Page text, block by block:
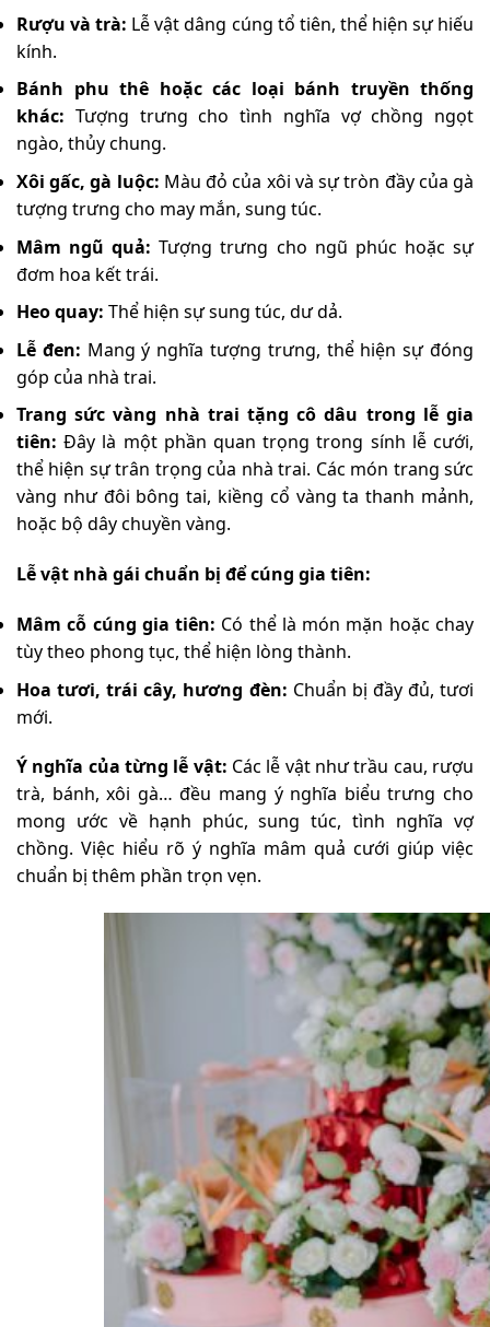
Rượu và trà: Lễ vật dâng cúng tổ tiên, thể hiện sự hiếu
kính.
Bánh phu thê hoặc các loại bánh truyền thống
khác: Tượng trưng cho tình nghĩa vợ chồng ngọt
ngào, thủy chung.
Xôi gấc, gà luộc: Màu đỏ của xôi và sự tròn đầy của gà
tượng trưng cho may mắn, sung túc.
Mâm ngũ quả: Tượng trưng cho ngũ phúc hoặc sự
đơm hoa kết trái.
Heo quay: Thể hiện sự sung túc, dư dả.
Lễ đen: Mang ý nghĩa tượng trưng, thể hiện sự đóng
góp của nhà trai.
Trang sức vàng nhà trai tặng cô dâu trong lễ gia
tiên: Đây là một phần quan trọng trong sính lễ cưới,
thể hiện sự trân trọng của nhà trai. Các món trang sức
vàng như đôi bông tai, kiềng cổ vàng ta thanh mảnh,
hoặc bộ dây chuyền vàng.
Lễ vật nhà gái chuẩn bị để cúng gia tiên:
Mâm cỗ cúng gia tiên: Có thể là món mặn hoặc chay
tùy theo phong tục, thể hiện lòng thành.
Hoa tươi, trái cây, hương đèn: Chuẩn bị đầy đủ, tươi
mới.
Ý nghĩa của từng lễ vật: Các lễ vật như trầu cau, rượu
trà, bánh, xôi gà… đều mang ý nghĩa biểu trưng cho
mong ước về hạnh phúc, sung túc, tình nghĩa vợ
chồng. Việc hiểu rõ ý nghĩa mâm quả cưới giúp việc
chuẩn bị thêm phần trọn vẹn.